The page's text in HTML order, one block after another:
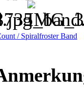
/ Spiralfroster Band